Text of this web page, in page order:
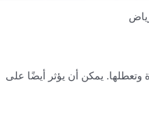
يمكن أن يؤثر أيضًا على